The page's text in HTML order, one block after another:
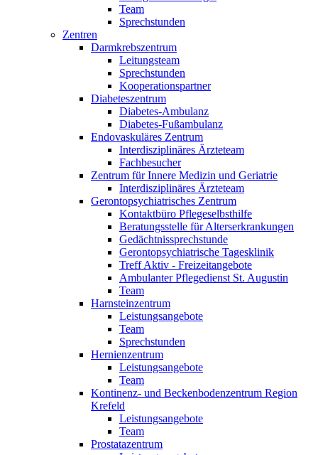
Team
Sprechstunden
Zentren
Darmkrebszentrum
Leitungsteam
Sprechstunden
Kooperationspartner
Diabeteszentrum
Diabetes-Ambulanz
Diabetes-Fußambulanz
Endovaskuläres Zentrum
Interdisziplinäres Ärzteteam
Fachbesucher
Zentrum für Innere Medizin und Geriatrie
Interdisziplinäres Ärzteteam
Gerontopsychiatrisches Zentrum
Kontaktbüro Pflegeselbsthilfe
Beratungsstelle für Alterserkrankungen
Gedächtnissprechstunde
Gerontopsychiatrische Tagesklinik
Treff Aktiv - Freizeitangebote
Ambulanter Pflegedienst St. Augustin
Team
Harnsteinzentrum
Leistungsangebote
Team
Sprechstunden
Hernienzentrum
Leistungsangebote
Team
Kontinenz- und Beckenbodenzentrum Region
Krefeld
Leistungsangebote
Team
Prostatazentrum